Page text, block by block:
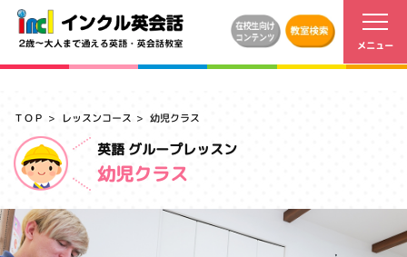
ＴＯＰ レッスンコース 幼児クラス
英語 グループレッスン
幼児クラス